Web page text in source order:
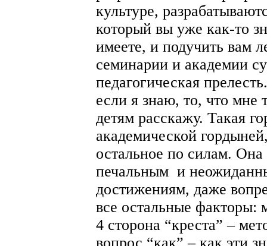
культуре,
который вы уже как-то
имеете, и подучить вам
семинарии и академии
педагогическая
если я знаю, то, что мне
детям расскажу. Такая
академической
остальное по силам.
печальным и
достижениям, даже
все остальные
4 сторона “креста” –